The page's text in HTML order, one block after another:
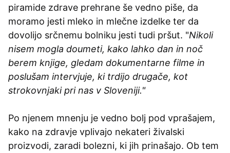
piramide zdrave prehrane še vedno piše, da
moramo jesti mleko in mlečne izdelke ter da
dovolijo srčnemu bolniku jesti tudi pršut. "Nikoli
nisem mogla doumeti, kako lahko dan in noč
berem knjige, gledam dokumentarne filme in
poslušam intervjuje, ki trdijo drugače, kot
strokovnjaki pri nas v Sloveniji."
Po njenem mnenju je vedno bolj pod vprašajem,
kako na zdravje vplivajo nekateri živalski
proizvodi, zaradi bolezni, ki jih prinašajo. Ob tem